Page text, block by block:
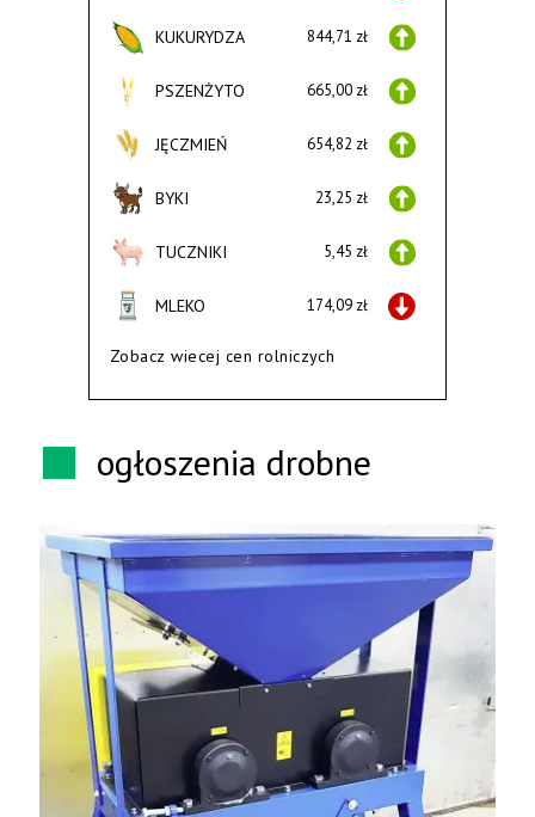
KUKURYDZA 844,71 zł
PSZENŻYTO 665,00 zł
JĘCZMIEŃ 654,82 zł
BYKI 23,25 zł
TUCZNIKI 5,45 zł
MLEKO 174,09 zł
Zobacz wiecej cen rolniczych
ogłoszenia drobne